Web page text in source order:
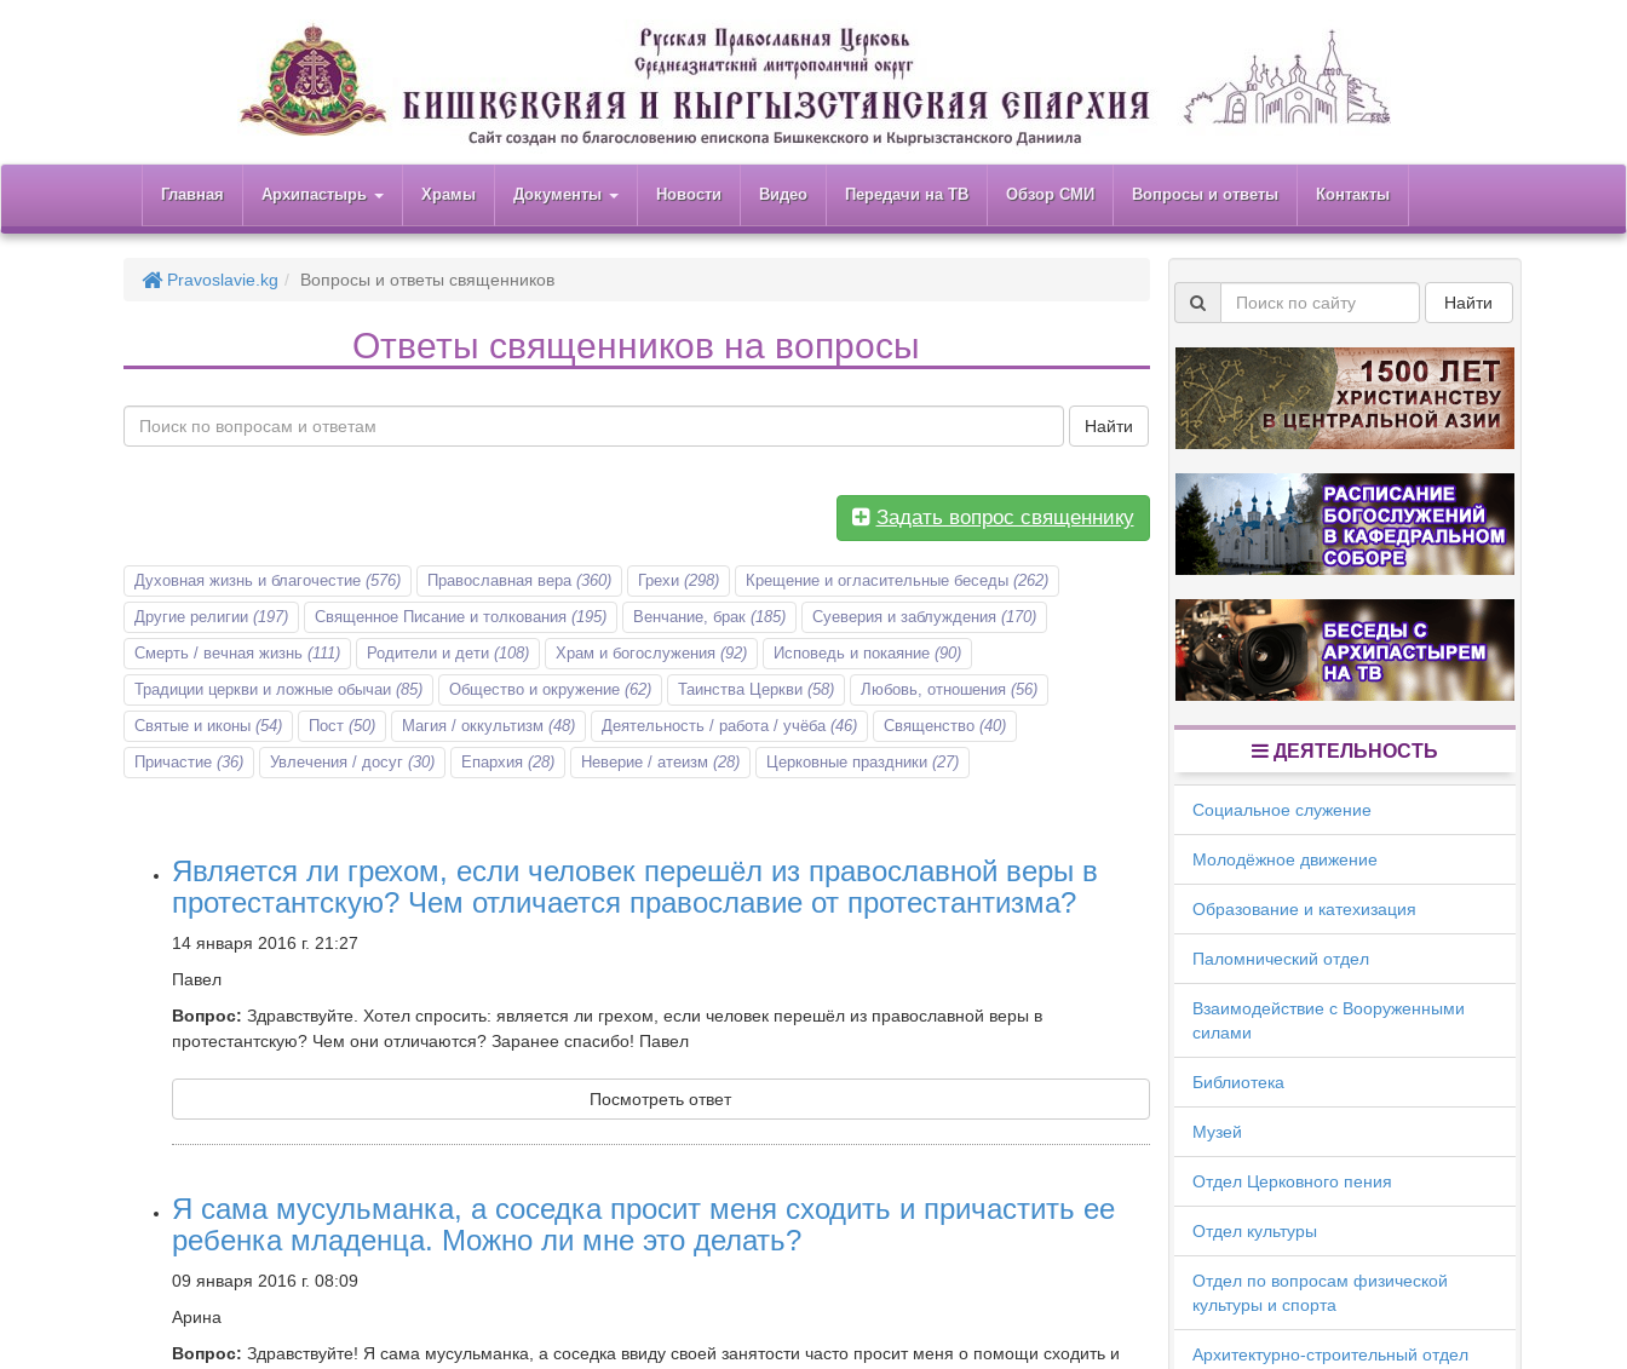
Главная Архипастырь Храмы Документы Новости Видео Передачи на ТВ Обзор СМИ Вопросы и ответы Контакты
Pravoslavie.kg Вопросы и ответы священников
Ответы священников на вопросы
Найти
Задать вопрос священнику
Духовная жизнь и благочестие (576) Православная вера (360) Грехи (298) Крещение и огласительные беседы (262)
Другие религии (197) Священное Писание и толкования (195) Венчание, брак (185) Суеверия и заблуждения (170)
Смерть / вечная жизнь (111) Родители и дети (108) Храм и богослужения (92) Исповедь и покаяние (90)
Традиции церкви и ложные обычаи (85) Общество и окружение (62) Таинства Церкви (58) Любовь, отношения (56)
Святые и иконы (54) Пост (50) Магия / оккультизм (48) Деятельность / работа / учёба (46) Священство (40)
Причастие (36) Увлечения / досуг (30) Епархия (28) Неверие / атеизм (28) Церковные праздники (27)
Является ли грехом, если человек перешёл из православной веры в
протестантскую? Чем отличается православие от протестантизма?
14 января 2016 г. 21:27
Павел
Вопрос: Здравствуйте. Хотел спросить: является ли грехом, если человек перешёл из православной веры в
протестантскую? Чем они отличаются? Заранее спасибо! Павел
Посмотреть ответ
Я сама мусульманка, а соседка просит меня сходить и причастить ее
ребенка младенца. Можно ли мне это делать?
09 января 2016 г. 08:09
Арина
Вопрос: Здравствуйте! Я сама мусульманка, а соседка ввиду своей занятости часто просит меня о помощи сходить и
Найти
ДЕЯТЕЛЬНОСТЬ
Социальное служение
Молодёжное движение
Образование и катехизация
Паломнический отдел
Взаимодействие с Вооруженными
силами
Библиотека
Музей
Отдел Церковного пения
Отдел культуры
Отдел по вопросам физической
культуры и спорта
Архитектурно-строительный отдел